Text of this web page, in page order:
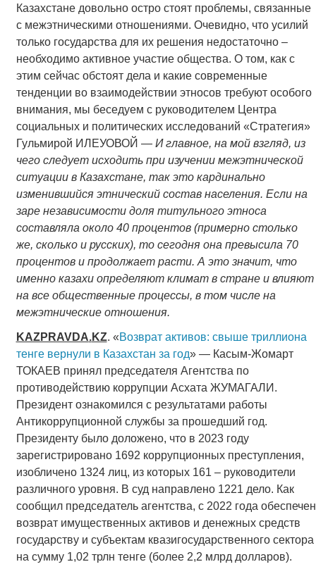
Казахстане довольно остро стоят проблемы, связанные
с межэтническими отношениями. Очевидно, что усилий
только государства для их решения недостаточно –
необходимо активное участие общества. О том, как с
этим сейчас обстоят дела и какие современные
тенденции во взаимодействии этносов требуют особого
внимания, мы беседуем с руководителем Центра
социальных и политических исследований «Стратегия»
Гульмирой ИЛЕУОВОЙ — И главное, на мой взгляд, из
чего следует исходить при изучении межэтнической
ситуации в Казахстане, так это кардинально
изменившийся этнический состав населения. Если на
заре независимости доля титульного этноса
составляла около 40 процентов (примерно столько
же, сколько и русских), то сегодня она превысила 70
процентов и продолжает расти. А это значит, что
именно казахи определяют климат в стране и влияют
на все общественные процессы, в том числе на
межэтнические отношения.
KAZPRAVDA.KZ. «Возврат активов: свыше триллиона
тенге вернули в Казахстан за год» — Касым-Жомарт
ТОКАЕВ принял председателя Агентства по
противодействию коррупции Асхата ЖУМАГАЛИ.
Президент ознакомился с результатами работы
Антикоррупционной службы за прошедший год.
Президенту было доложено, что в 2023 году
зарегистрировано 1692 коррупционных преступления,
изобличено 1324 лиц, из которых 161 – руководители
различного уровня. В суд направлено 1221 дело. Как
сообщил председатель агентства, с 2022 года обеспечен
возврат имущественных активов и денежных средств
государству и субъектам квазигосударственного сектора
на сумму 1,02 трлн тенге (более 2,2 млрд долларов).